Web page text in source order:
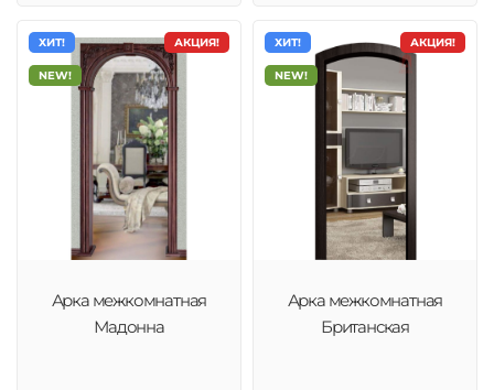
АКЦИЯ!
ХИТ!
NEW!
Арка межкомнатная
Мадонна
АКЦИЯ!
ХИТ!
NEW!
Арка межкомнатная
Британская